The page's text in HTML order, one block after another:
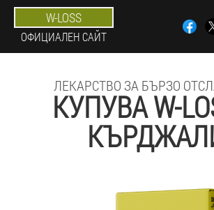
W-LOSS
ОФИЦИАЛЕН САЙТ
ЛЕКАРСТВО ЗА БЪРЗО
КУПУВА W-